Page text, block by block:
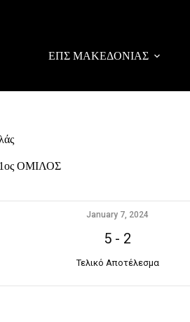
ΕΠΣ ΜΑΚΕΔΟΝΙΑΣ
ΟΜΙΛΟΣ
January 7, 2024
5 - 2
Τελικό Αποτέλεσμα